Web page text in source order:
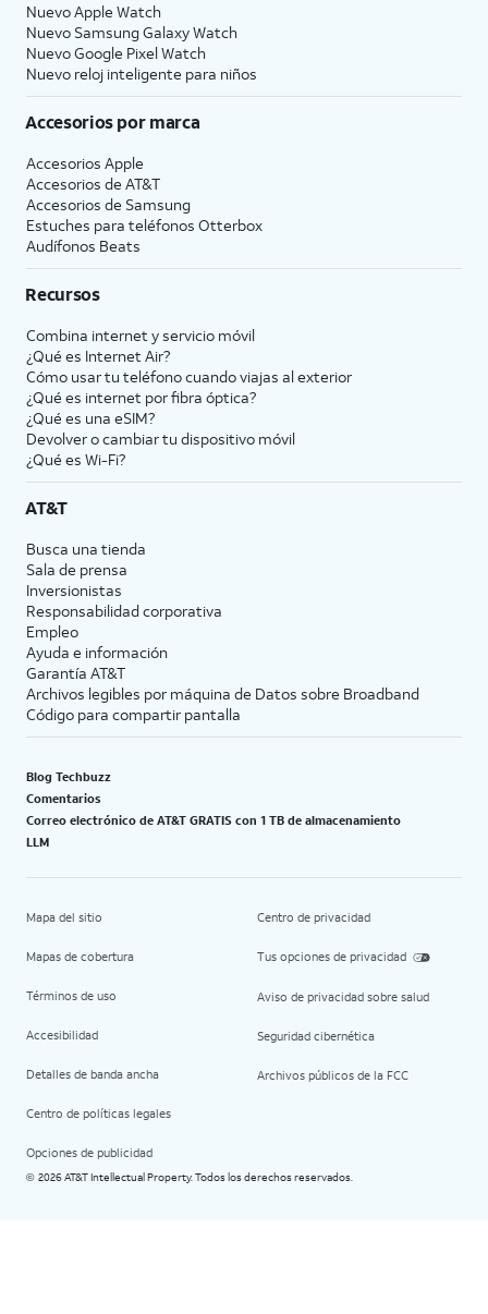
Nuevo Apple Watch
Nuevo Samsung Galaxy Watch
Nuevo Google Pixel Watch
Nuevo reloj inteligente para niños
Accesorios por marca
Accesorios Apple
Accesorios de AT&T
Accesorios de Samsung
Estuches para teléfonos Otterbox
Audífonos Beats
Recursos
Combina internet y servicio móvil
¿Qué es Internet Air?
Cómo usar tu teléfono cuando viajas al exterior
¿Qué es internet por fibra óptica?
¿Qué es una eSIM?
Devolver o cambiar tu dispositivo móvil
¿Qué es Wi-Fi?
AT&T
Busca una tienda
Sala de prensa
Inversionistas
Responsabilidad corporativa
Empleo
Ayuda e información
Garantía AT&T
Archivos legibles por máquina de Datos sobre Broadband
Código para compartir pantalla
Blog Techbuzz
Comentarios
Correo electrónico de AT&T GRATIS con 1 TB de almacenamiento
LLM
Mapa del sitio
Mapas de cobertura
Términos de uso
Accesibilidad
Detalles de banda ancha
Centro de políticas legales
Opciones de publicidad
Centro de privacidad
Tus opciones de privacidad
Aviso de privacidad sobre salud
Seguridad cibernética
Archivos públicos de la FCC
© 2026 AT&T Intellectual Property. Todos los derechos reservados.